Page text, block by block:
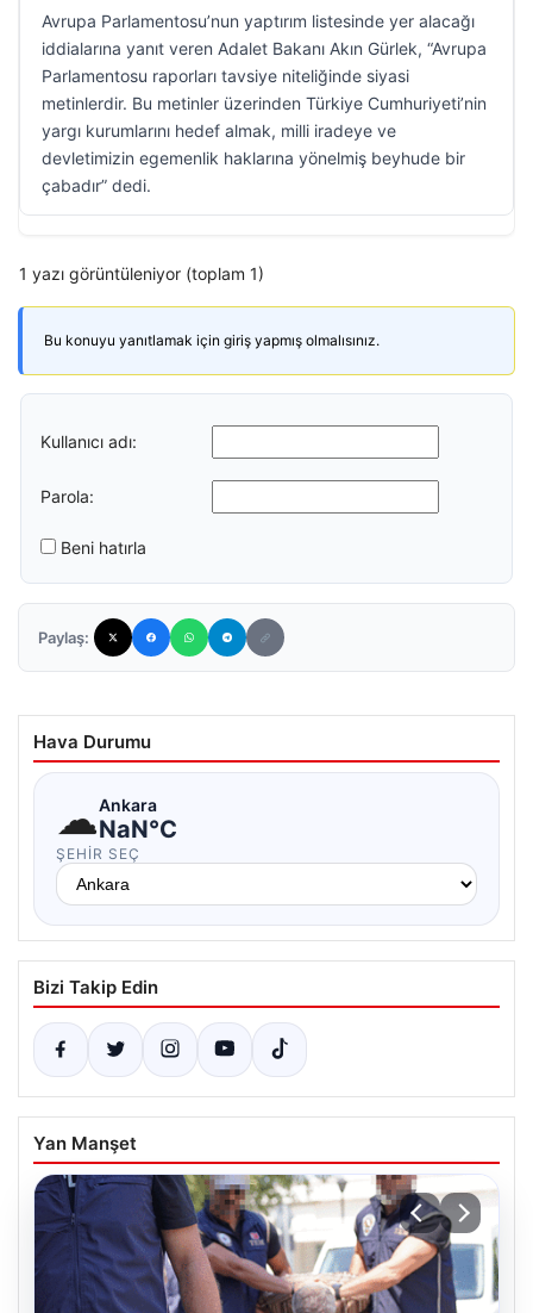
Avrupa Parlamentosu’nun yaptırım listesinde yer alacağı
iddialarına yanıt veren Adalet Bakanı Akın Gürlek, “Avrupa
Parlamentosu raporları tavsiye niteliğinde siyasi
metinlerdir. Bu metinler üzerinden Türkiye Cumhuriyeti’nin
yargı kurumlarını hedef almak, milli iradeye ve
devletimizin egemenlik haklarına yönelmiş beyhude bir
çabadır” dedi.
1 yazı görüntüleniyor (toplam 1)
Bu konuyu yanıtlamak için giriş yapmış olmalısınız.
Kullanıcı adı:
Parola:
Beni hatırla
Paylaş:
Hava Durumu
☁Ankara
NaN°C
ŞEHIR SEÇ
Bizi Takip Edin
Yan Manşet